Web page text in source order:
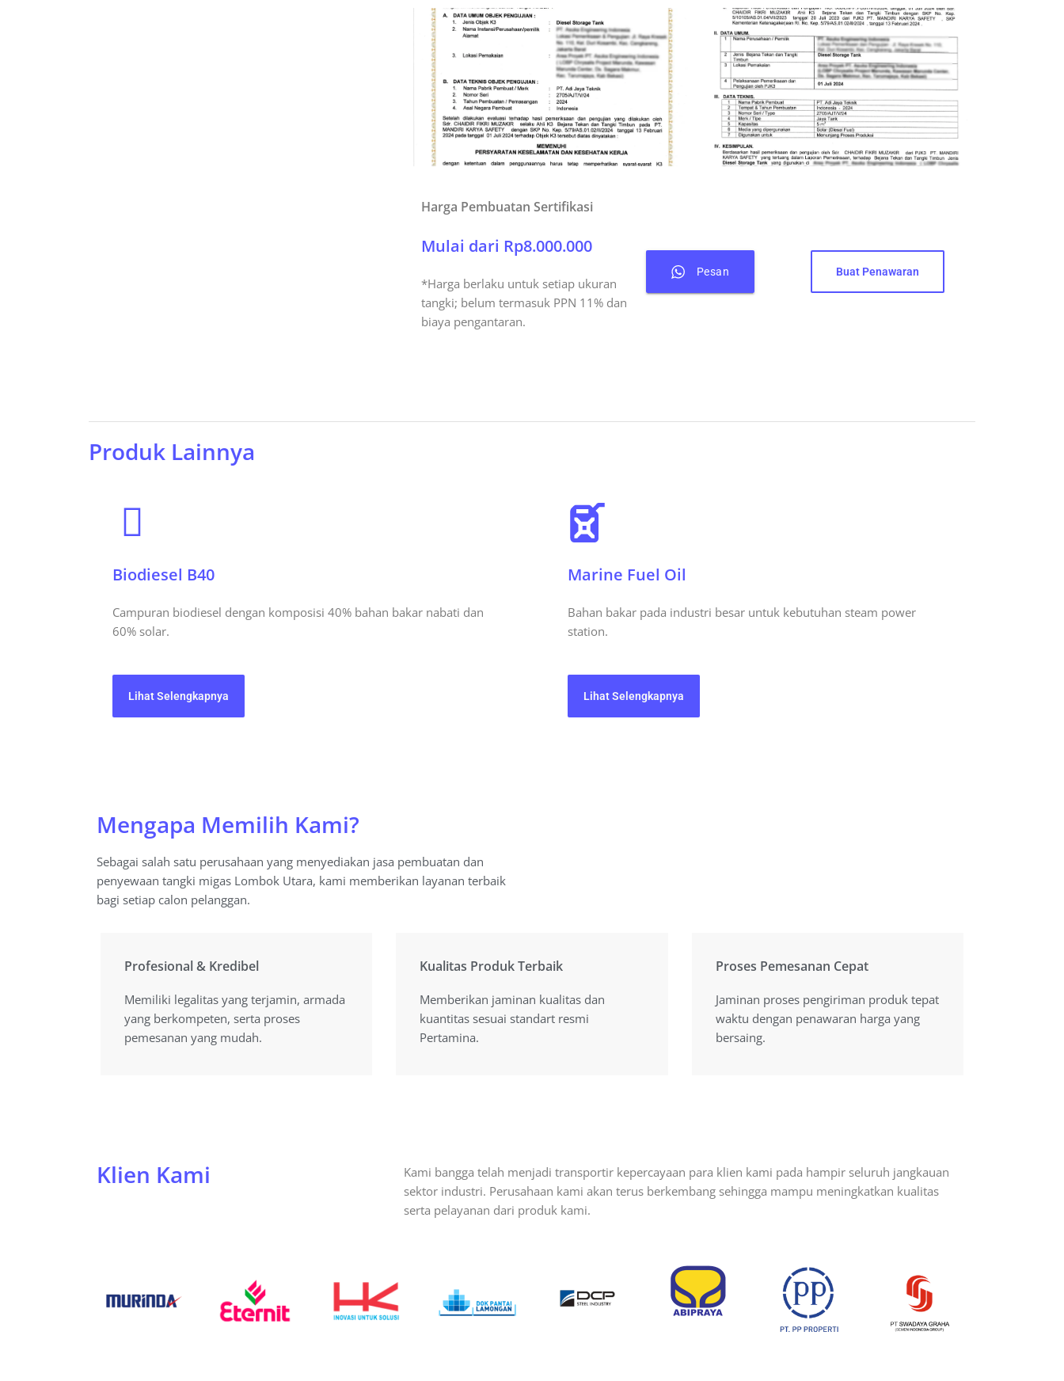
Harga Pembuatan Sertifikasi
Mulai dari Rp8.000.000
*Harga berlaku untuk setiap ukuran
tangki; belum termasuk PPN 11% dan
biaya pengantaran.
Pesan Buat Penawaran
Produk Lainnya
Biodiesel B40
Campuran biodiesel dengan komposisi 40% bahan bakar nabati dan
60% solar.
Lihat Selengkapnya
Marine Fuel Oil
Bahan bakar pada industri besar untuk kebutuhan steam power
station.
Lihat Selengkapnya
Mengapa Memilih Kami?
Sebagai salah satu perusahaan yang menyediakan jasa pembuatan dan
penyewaan tangki migas Lombok Utara, kami memberikan layanan terbaik
bagi setiap calon pelanggan.
Profesional & Kredibel
Memiliki legalitas yang terjamin, armada
yang berkompeten, serta proses
pemesanan yang mudah.
Profesional & Kredibel
Memiliki legalitas yang terjamin, armada
yang berkompeten, serta proses
pemesanan yang mudah.
Kualitas Produk Terbaik
Memberikan jaminan kualitas dan
kuantitas sesuai standart resmi
Pertamina.
Kualitas Produk Terbaik
Memberikan jaminan kualitas dan
kuantitas sesuai standart resmi
Pertamina.
Proses Pemesanan Cepat
Jaminan proses pengiriman produk tepat
waktu dengan penawaran harga yang
bersaing.
Proses Pemesanan Cepat
Jaminan proses pengiriman produk tepat
waktu dengan penawaran harga yang
bersaing.
Klien Kami
Kami bangga telah menjadi transportir kepercayaan para klien kami pada hampir seluruh jangkauan
sektor industri. Perusahaan kami akan terus berkembang sehingga mampu meningkatkan kualitas
serta pelayanan dari produk kami.